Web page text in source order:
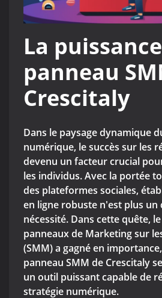
La
panneau
Crescitaly
Dans le paysage dynamique
numérique, le succès sur les
devenu un facteur crucial
les individus. Avec la portée
des plateformes sociales,
en ligne robuste n'est plus un
nécessité. Dans cette quête,
panneaux de Marketing sur
(SMM) a gagné en
panneau SMM de Crescitaly
un outil puissant capable de
stratégie numérique.